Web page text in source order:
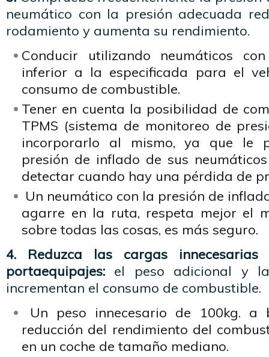
neumático con la presión adecuada
rodamiento y aumenta su rendimiento.
Conducir utilizando neumáticos
inferior a la especificada para el
consumo de combustible.
Tener en cuenta la posibilidad de
TPMS (sistema de monitoreo de
incorporarlo al mismo, ya que le
presión de inflado de sus
detectar cuando hay una pérdida de
Un neumático con la presión de
agarre en la ruta, respeta mejor el
sobre todas las cosas, es más seguro.
4. Reduzca las cargas
portaequipajes: el peso adicional y
incrementan el consumo de combustible.
Un peso innecesario de 100kg. a
reducción del rendimiento del
en un coche de tamaño mediano.